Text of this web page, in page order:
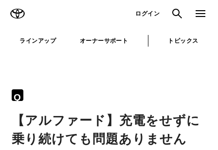
ログイン 検索 メニュ
ラインアップ オーナーサポート トピックス
Q
【アルファード】充電をせずに
乗り続けても問題ありません